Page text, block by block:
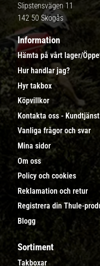
Slipstensvägen 11
142 50 Skogås
Information
Hämta på vårt lager/
Hur handlar jag?
Hyr takbox
Köpvillkor
Kontakta oss - Kundtjänst
Vanliga frågor och svar
Mina sidor
Om oss
Policy och cookies
Reklamation och retur
Registrera din Thule-
Blogg
Sortiment
Takboxar